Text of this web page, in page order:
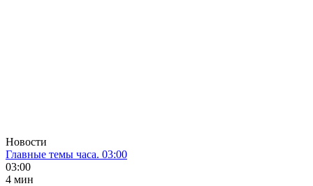
Новости
Главные темы часа. 03:00
03:00
4 мин